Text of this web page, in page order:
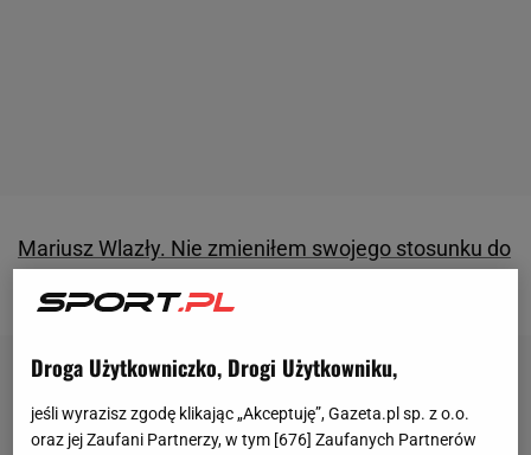
Mariusz Wlazły. Nie zmieniłem swojego stosunku do
Droga Użytkowniczko, Drogi Użytkowniku,
jeśli wyrazisz zgodę klikając „Akceptuję”, Gazeta.pl sp. z o.o.
oraz jej Zaufani Partnerzy, w tym [676] Zaufanych Partnerów